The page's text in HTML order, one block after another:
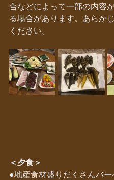
合などによって一部の内容
る場合があります。あらか
ください。
＜夕食＞
●地産食材盛りだくさんバー